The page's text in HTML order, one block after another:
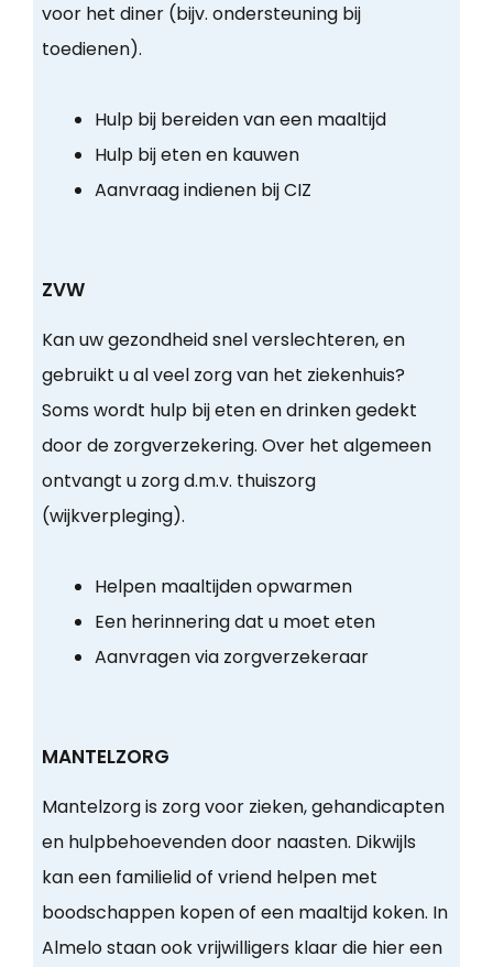
voor het diner (bijv. ondersteuning bij
toedienen).
Hulp bij bereiden van een maaltijd
Hulp bij eten en kauwen
Aanvraag indienen bij CIZ
ZVW
Kan uw gezondheid snel verslechteren, en
gebruikt u al veel zorg van het ziekenhuis?
Soms wordt hulp bij eten en drinken gedekt
door de zorgverzekering. Over het algemeen
ontvangt u zorg d.m.v. thuiszorg
(wijkverpleging).
Helpen maaltijden opwarmen
Een herinnering dat u moet eten
Aanvragen via zorgverzekeraar
MANTELZORG
Mantelzorg is zorg voor zieken, gehandicapten
en hulpbehoevenden door naasten. Dikwijls
kan een familielid of vriend helpen met
boodschappen kopen of een maaltijd koken. In
Almelo staan ook vrijwilligers klaar die hier een